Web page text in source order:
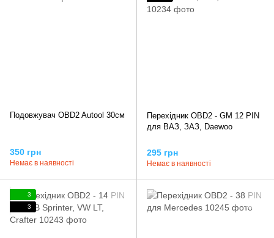
Подовжувач OBD2 Autool 30см
350 грн
Немає в наявності
Перехідник OBD2 - GM 12 PIN
для ВАЗ, ЗАЗ, Daewoo
295 грн
Немає в наявності
3
3